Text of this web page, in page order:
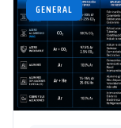
GENERAL